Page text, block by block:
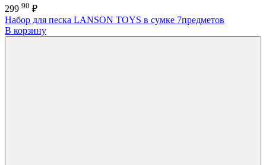
299 90 ₽
Набор для песка LANSON TOYS в сумке 7предметов
В корзину